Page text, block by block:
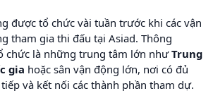
được tổ chức vài tuần trước khi các vận
tham gia thi đấu tại Asiad. Thông
chức là những trung tâm lớn nhưTrung
gia hoặc sân vận động lớn, nơi có đủ
và kết nối các thành phần tham dự.